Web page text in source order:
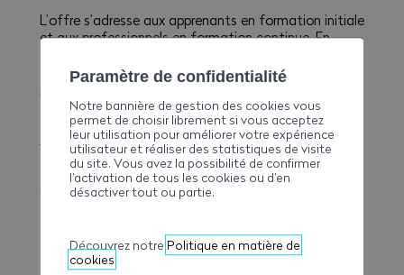
L’offre s’adresse aux apprenants en formation initiale
et aux professionnels en formation continue. En
forme également les participants en reconversion
(programme de travail temporaire).
À cette offre s’ajoutent des formations spécialisées
et des certifications développées en adéquation
avec les exigences du terrain et l’évolution des
normes. Construction, sécurité au travail, prévention
Paramètre de confidentialité
Notre bannière de gestion des cookies vous
permet de choisir librement si vous acceptez
leur utilisation pour améliorer votre expérience
utilisateur et réaliser des statistiques de visite
du site. Vous avez la possibilité de confirmer
l’activation de tous les cookies ou d’en
désactiver tout ou partie.
Découvrez notre Politique en matière de
cookies